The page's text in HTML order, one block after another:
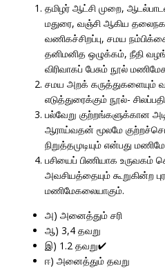
தமிழர் ஆட்சி முறை,
மதுரை, வஞ்சி ஆகிய
வணிகச்சிறப்பு, சமய
தனிமனித ஒழுக்கம், நீதி
விரிவாகப் பேசும் நூல்
சமய அறக் கருத்துகளையும்
எடுத்துரைக்கும் நூல்-
பல்வேறு குற்றங்களுக்கான
ஆராய்வதன் மூலமே
நிறுத்தமுடியும் என்பது
பசியைப் பிணியாக
அவசியத்தையும் கூறுகின்ற
மணிமேகலையாகும்.
அ) அனைத்தும் சரி
ஆ) 3,4 தவறு
இ) 1.2 தவறு✔
ஈ) அனைத்தும் தவறு